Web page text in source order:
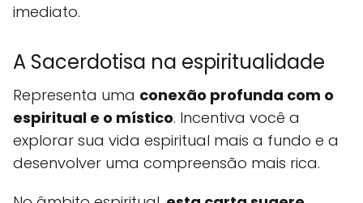
imediato.
A Sacerdotisa na espiritualidade
Representa uma conexão profunda com o
espiritual e o místico. Incentiva você a
explorar sua vida espiritual mais a fundo e a
desenvolver uma compreensão mais rica.